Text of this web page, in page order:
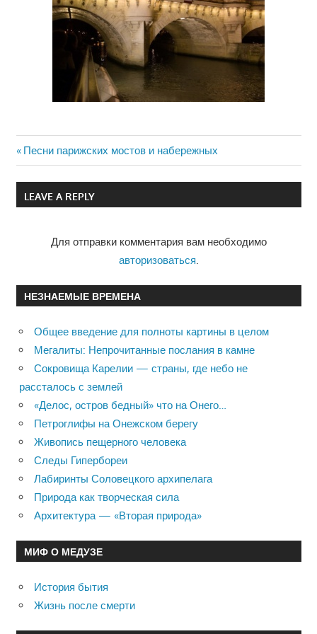
Навигация
по
Previous
Post:
Песни парижских мостов и набережных
LEAVE A REPLY
Для отправки комментария вам необходимо
авторизоваться
НЕЗНАЕМЫЕ ВРЕМЕНА
Общее введение для полноты картины в целом
Мегалиты: Непрочитанные послания в камне
Сокровища Карелии — страны, где небо не
рассталось с землей
«Делос, остров бедный» что на Онего…
Петроглифы на Онежском берегу
Живопись пещерного человека
Следы Гипербореи
Лабиринты Соловецкого архипелага
Природа как творческая сила
Архитектура — «Вторая природа»
МИФ О МЕДУЗЕ
История бытия
Жизнь после смерти